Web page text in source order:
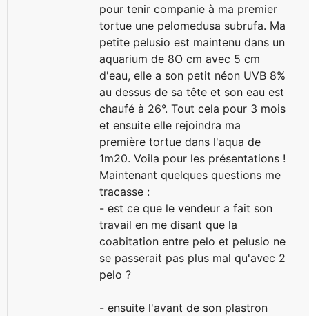
pour tenir companie à ma premier
tortue une pelomedusa subrufa. Ma
petite pelusio est maintenu dans un
aquarium de 8O cm avec 5 cm
d'eau, elle a son petit néon UVB 8%
au dessus de sa tête et son eau est
chaufé à 26°. Tout cela pour 3 mois
et ensuite elle rejoindra ma
première tortue dans l'aqua de
1m20. Voila pour les présentations !
Maintenant quelques questions me
tracasse :
- est ce que le vendeur a fait son
travail en me disant que la
coabitation entre pelo et pelusio ne
se passerait pas plus mal qu'avec 2
pelo ?
- ensuite l'avant de son plastron